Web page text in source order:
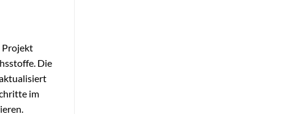
Projekt
Die
im